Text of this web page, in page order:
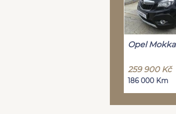
Opel Mokka
259 900 Kč
186 000 Km